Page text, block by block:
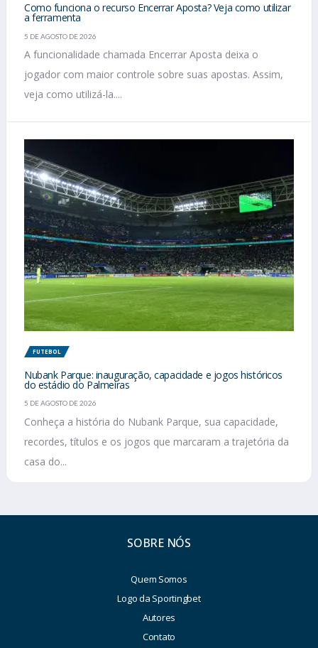
Como funciona o recurso Encerrar Aposta? Veja como utilizar
a ferramenta
5 DE AGOSTO DE 2026
A funcionalidade chamada Encerrar Aposta deixa o
jogador com maior controle sobre suas apostas. Assim,
veja como utilizá-la....
FUTEBOL
Nubank Parque: inauguração, capacidade e jogos históricos
do estádio do Palmeiras
5 DE AGOSTO DE 2026
Conheça a história do Nubank Parque, sua capacidade,
recordes, títulos e os jogos que marcaram a trajetória da
casa do...
SOBRE NÓS
Quem Somos
Logo da Sportingbet
Autores
Contato